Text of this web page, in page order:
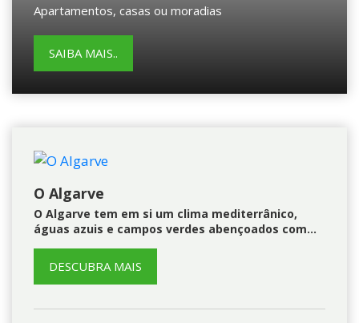
Apartamentos, casas ou moradias
SAIBA MAIS..
O Algarve
O Algarve tem em si um clima mediterrânico,
águas azuis e campos verdes abençoados com…
DESCUBRA MAIS